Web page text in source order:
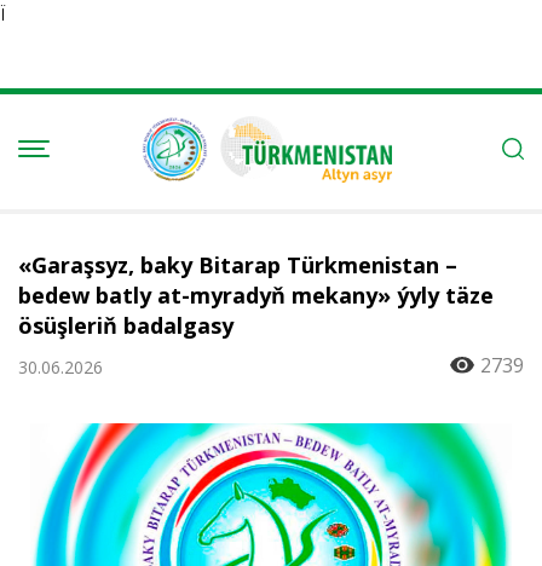
Ï
«Garaşsyz, baky Bitarap Türkmenistan –
bedew batly at-myradyň mekany» ýyly täze
ösüşleriň badalgasy
30.06.2026 2739